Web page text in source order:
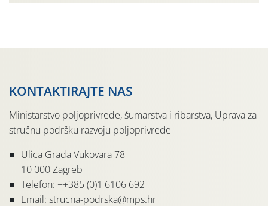
KONTAKTIRAJTE NAS
Ministarstvo poljoprivrede, šumarstva i ribarstva, Uprava za
stručnu podršku razvoju poljoprivrede
Ulica Grada Vukovara 78
10 000 Zagreb
Telefon: ++385 (0)1 6106 692
Email: strucna-podrska@mps.hr